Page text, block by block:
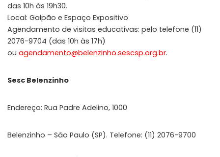
das 10h às 19h30.
Local: Galpão e Espaço Expositivo
Agendamento de visitas educativas: pelo telefone (11)
2076-9704 (das 10h às 17h)
ou agendamento@belenzinho.sescsp.org.br.
Sesc Belenzinho
Endereço: Rua Padre Adelino, 1000
Belenzinho – São Paulo (SP). Telefone: (11) 2076-9700